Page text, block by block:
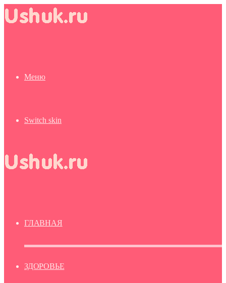
Меню
Switch skin
ГЛАВНАЯ
ЗДОРОВЬЕ